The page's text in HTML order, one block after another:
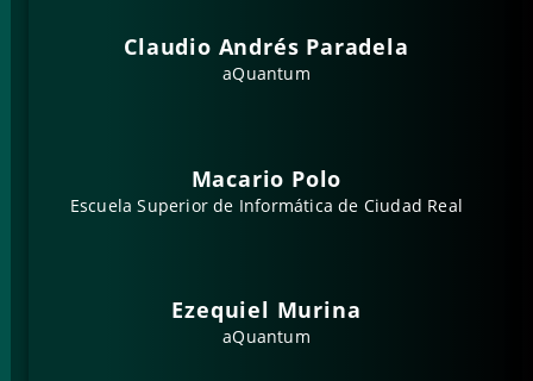
Claudio Andrés Paradela
aQuantum
Macario Polo
Escuela Superior de Informática de Ciudad Real
Ezequiel Murina
aQuantum